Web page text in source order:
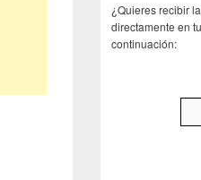
¿Quieres recibir
directamente en
continuación: